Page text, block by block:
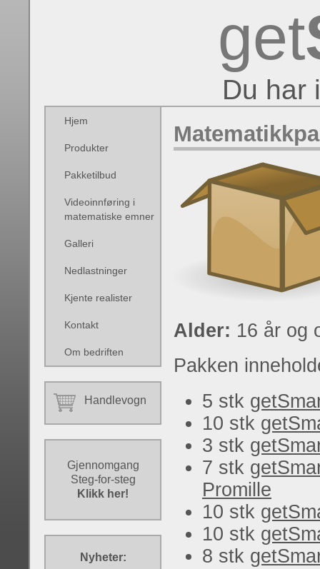
get
Du har
Alder: 16 år og
Pakken
5 stk
10 stk
3 stk
7 stk
Promille
10 stk
10 stk
8 stk
Hjem
Produkter
Pakketilbud
Videoinnføring i
matematiske emner
Galleri
Nedlastninger
Kjente realister
Kontakt
Om bedriften
Handlevogn
Gjennomgang
Steg-for-steg
Klikk her!
Nyheter: